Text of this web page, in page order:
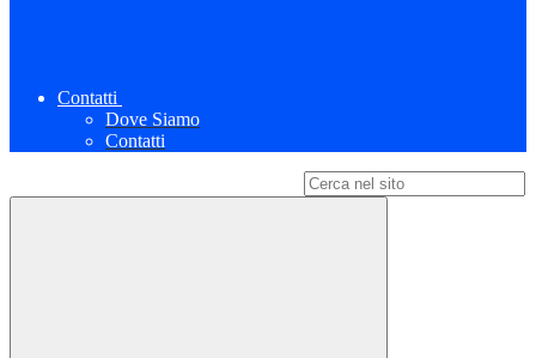
Contatti
Dove Siamo
Contatti